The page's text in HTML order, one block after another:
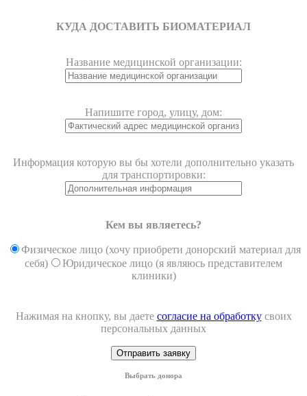
КУДА ДОСТАВИТЬ БИОМАТЕРИАЛ
Название медицинской организации:
Напишите город, улицу, дом:
Информация которую вы бы хотели дополнительно указать
для транспортировки:
Кем вы являетесь?
Физическое лицо (хочу приобрети донорский материал для
себя)
Юридическое лицо (я являюсь представителем
клиники)
Нажимая на кнопку, вы даете согласие на обработкусвоих
персональных данных
Выбрать донора